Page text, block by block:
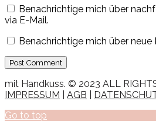
Benachrichtige mich über
via E-Mail.
Benachrichtige mich über neue
mit Handkuss. © 2023 ALL RIGHTS
IMPRESSUM
AGB
Go to top